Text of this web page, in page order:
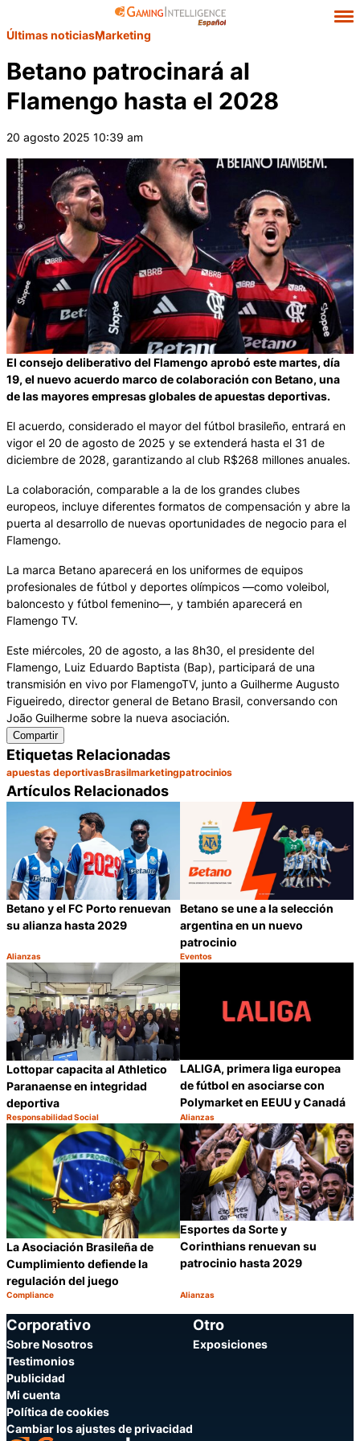
Últimas noticiasMarketing
Betano patrocinará al
Flamengo hasta el 2028
20 agosto 2025 10:39 am
El consejo deliberativo del Flamengo aprobó este martes, día
19, el nuevo acuerdo marco de colaboración con Betano, una
de las mayores empresas globales de apuestas deportivas.
El acuerdo, considerado el mayor del fútbol brasileño, entrará en
vigor el 20 de agosto de 2025 y se extenderá hasta el 31 de
diciembre de 2028, garantizando al club R$268 millones anuales.
La colaboración, comparable a la de los grandes clubes
europeos, incluye diferentes formatos de compensación y abre la
puerta al desarrollo de nuevas oportunidades de negocio para el
Flamengo.
La marca Betano aparecerá en los uniformes de equipos
profesionales de fútbol y deportes olímpicos —como voleibol,
baloncesto y fútbol femenino—, y también aparecerá en
Flamengo TV.
Este miércoles, 20 de agosto, a las 8h30, el presidente del
Flamengo, Luiz Eduardo Baptista (Bap), participará de una
transmisión en vivo por FlamengoTV, junto a Guilherme Augusto
Figueiredo, director general de Betano Brasil, conversando con
João Guilherme sobre la nueva asociación.
Compartir
Etiquetas Relacionadas
apuestas deportivasBrasilmarketingpatrocinios
Artículos Relacionados
Betano y el FC Porto renuevan
su alianza hasta 2029
Categoría:
Alianzas
Compartir
Betano se une a la selección
argentina en un nuevo
patrocinio
Categoría:
Eventos
Lottopar capacita al Athletico
Paranaense en integridad
deportiva
Categoría:
Responsabilidad Social
Compartir
LALIGA, primera liga europea
de fútbol en asociarse con
Polymarket en EEUU y Canadá
Categoría:
Alianzas
La Asociación Brasileña de
Cumplimiento defiende la
regulación del juego
Categoría:
Compliance
Esportes da Sorte y
Corinthians renuevan su
patrocinio hasta 2029
Categoría:
Alianzas
Corporativo
Sobre Nosotros
Testimonios
Publicidad
Mi cuenta
Política de cookies
Cambiar los ajustes de privacidad
Otro
Exposiciones